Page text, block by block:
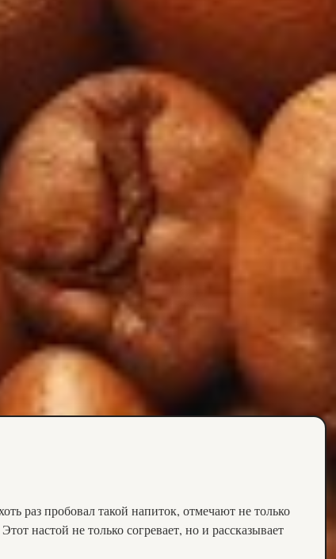
раз пробовал такой напиток, отмечают не только
настой не только согревает, но и рассказывает